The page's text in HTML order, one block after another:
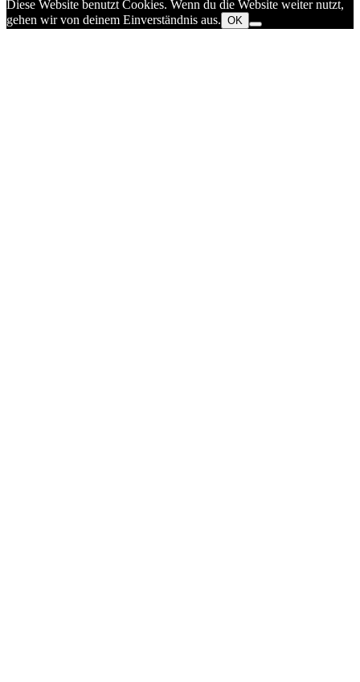
Diese Website benutzt Cookies. Wenn du die Website weiter nutzt,
gehen wir von deinem Einverständnis aus. OK